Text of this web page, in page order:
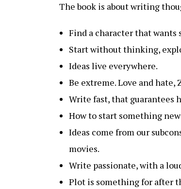
The book is about writing
Find a character that wants
Start without thinking,
Ideas live everywhere.
Be extreme. Love and hate,
Write fast, that guarantees
How to start something
Ideas come from our
movies.
Write passionate, with a
Plot is something for after